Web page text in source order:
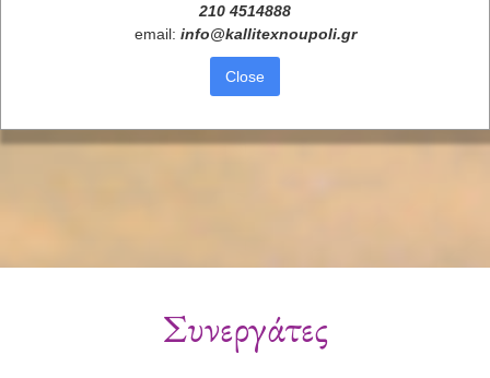
Συνεργάτες
210 4514888
email: info@kallitexnoupoli.gr
Close